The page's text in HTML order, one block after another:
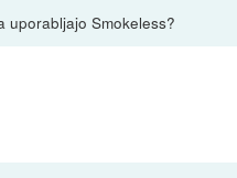
uporabljajo Smokeless?